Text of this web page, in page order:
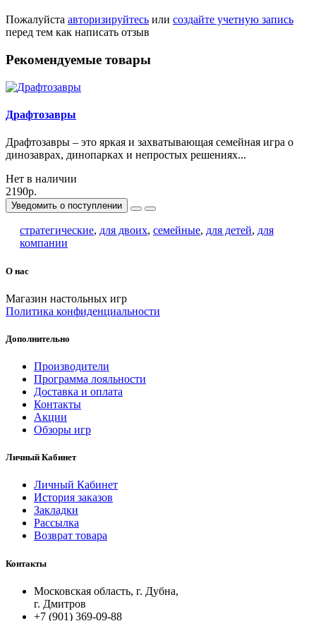
Пожалуйста авторизируйтесь или создайте учетную запись
перед тем как написать отзыв
Рекомендуемые товары
Драфтозавры
Драфтозавры – это яркая и захватывающая семейная игра о
динозаврах, динопарках и непростых решениях...
Нет в наличии
2190р.
Уведомить о поступлении
стратегические, для двоих, семейные, для детей, для
компании
О нас
Магазин настольных игр
Политика конфиденциальности
Дополнительно
Производители
Программа лояльности
Доставка и оплата
Контакты
Акции
Обзоры игр
Личный Кабинет
Личный Кабинет
История заказов
Закладки
Рассылка
Возврат товара
Контакты
Московская область, г. Дубна,
г. Дмитров
+7 (901) 369-09-88